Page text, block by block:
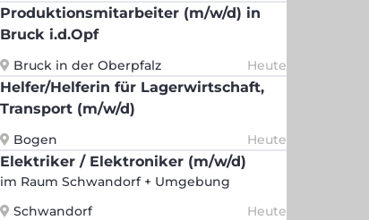
Produktionsmitarbeiter (m/w/d) in
Bruck i.d.Opf
Bruck in der Oberpfalz Heute
Helfer/Helferin für Lagerwirtschaft,
Transport (m/w/d)
Bogen Heute
Elektriker / Elektroniker (m/w/d)
im Raum Schwandorf + Umgebung
Schwandorf
Heute